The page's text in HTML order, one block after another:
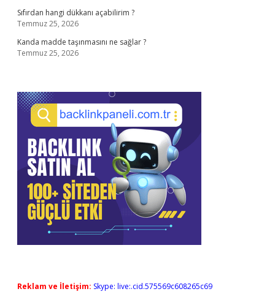
Sıfırdan hangi dükkanı açabilirim ?
Temmuz 25, 2026
Kanda madde taşınmasını ne sağlar ?
Temmuz 25, 2026
Reklam ve İletişim: Skype: live:.cid.575569c608265c69